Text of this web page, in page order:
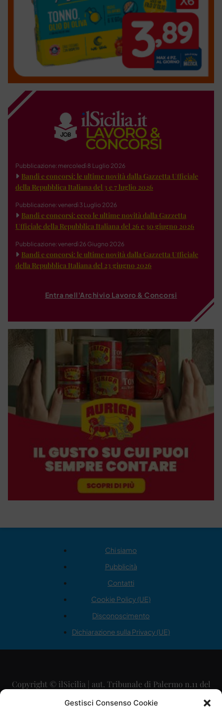
Gestisci Consenso Cookie
Pubblicazione: mercoledì 8 Luglio 2026
Bandi e concorsi: le ultime novità dalla Gazzetta Ufficiale
della Repubblica Italiana del 3 e 7 luglio 2026
Pubblicazione: venerdì 3 Luglio 2026
Bandi e concorsi: ecco le ultime novità dalla Gazzetta
Ufficiale della Repubblica Italiana del 26 e 30 giugno 2026
Pubblicazione: venerdì 26 Giugno 2026
Bandi e concorsi: le ultime novità dalla Gazzetta Ufficiale
della Repubblica Italiana del 23 giugno 2026
Entra nell'Archivio Lavoro & Concorsi
Chi siamo
Pubblicità
Contatti
Cookie Policy (UE)
Disconoscimento
Dichiarazione sulla Privacy (UE)
Copyright © ilSicilia | aut. Tribunale di Palermo n.11 del
29/09/2015